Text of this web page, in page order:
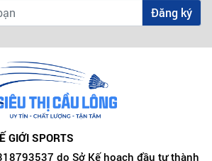
Đăng ký
GIỚI SPORTS
do Sở Kế hoạch đầu tư thành